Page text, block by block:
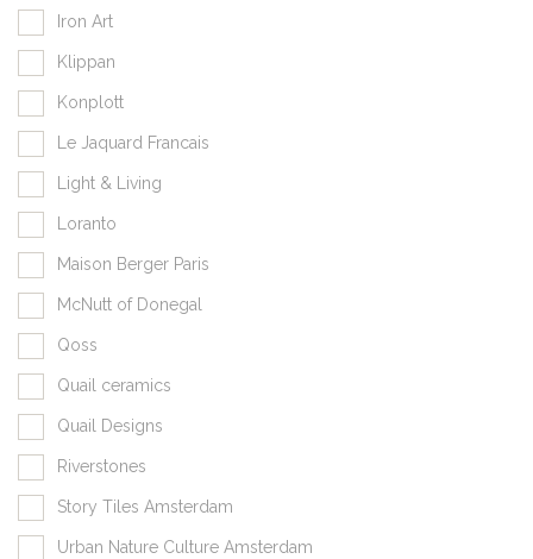
Iron Art
Klippan
Konplott
Le Jaquard Francais
Light & Living
Loranto
Maison Berger Paris
McNutt of Donegal
Qoss
Quail ceramics
Quail Designs
Riverstones
Story Tiles Amsterdam
Urban Nature Culture Amsterdam